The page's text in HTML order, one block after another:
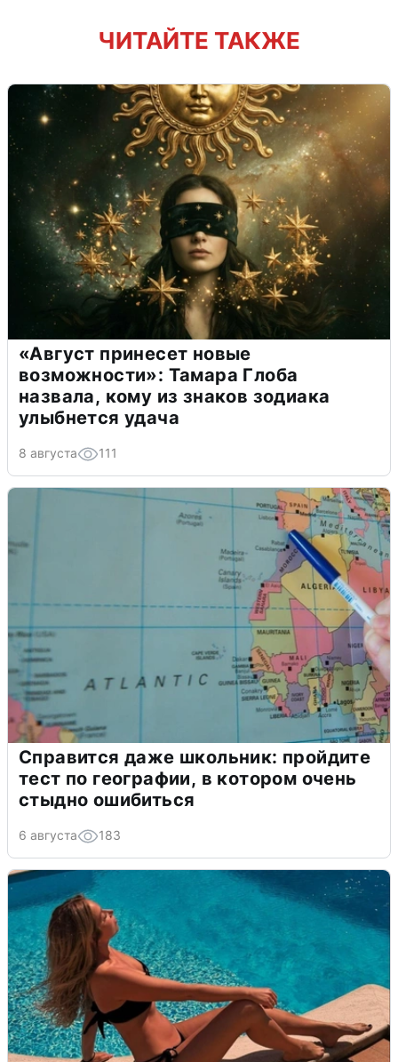
ЧИТАЙТЕ ТАКЖЕ
«Август принесет новые
возможности»: Тамара Глоба
назвала, кому из знаков зодиака
улыбнется удача
8 августа 111
Справится даже школьник: пройдите
тест по географии, в котором очень
стыдно ошибиться
6 августа 183